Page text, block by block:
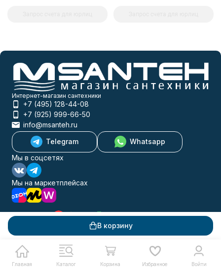
В корзину
Главная Каталог Корзина Избранное Войти
Интернет-магазин сантехники
+7 (495) 128-44-08
+7 (925) 999-66-50
info@msanteh.ru
Telegram
Whatsapp
Мы в соцсетях
Мы на маркетплейсах
Информация
Политика персональных данных